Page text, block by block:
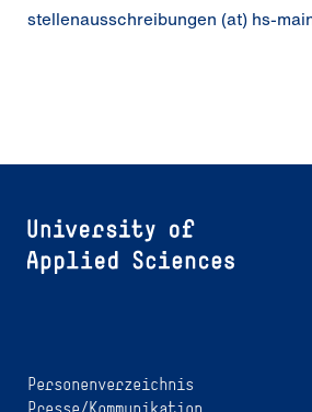
stellenausschreibungen (at) hs-
Personenverzeichnis
Presse/Kommunikation